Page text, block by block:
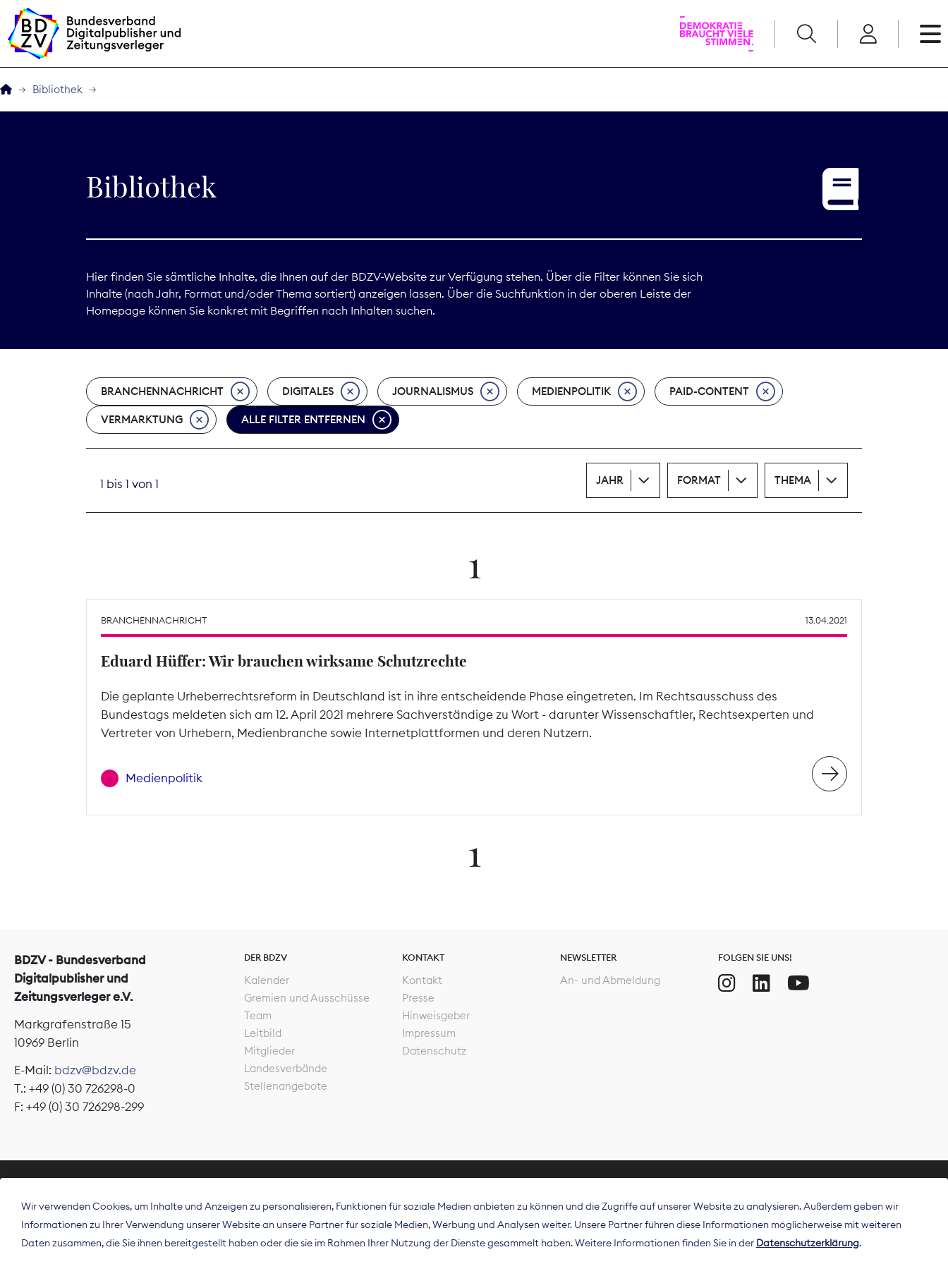
BDZVplus GmbH
Service
Print
Bibliothek
Bibliothek
Hier finden Sie sämtliche Inhalte, die Ihnen auf der BDZV-Website zur Verfügung stehen. Über die Filter können Sie sich
Inhalte (nach Jahr, Format und/oder Thema sortiert) anzeigen lassen. Über die Suchfunktion in der oberen Leiste der
Homepage können Sie konkret mit Begriffen nach Inhalten suchen.
BRANCHENNACHRICHT DIGITALES JOURNALISMUS MEDIENPOLITIK PAID-CONTENT
VERMARKTUNG ALLE FILTER ENTFERNEN
1 bis 1 von 1 JAHR FORMAT THEMA
1
BRANCHENNACHRICHT 13.04.2021
Eduard Hüffer: Wir brauchen wirksame Schutzrechte
Die geplante Urheberrechtsreform in Deutschland ist in ihre entscheidende Phase eingetreten. Im Rechtsausschuss des
Bundestags meldeten sich am 12. April 2021 mehrere Sachverständige zu Wort - darunter Wissenschaftler, Rechtsexperten und
Vertreter von Urhebern, Medienbranche sowie Internetplattformen und deren Nutzern.
Medienpolitik
1
BDZV - Bundesverband
Digitalpublisher und
Zeitungsverleger e.V.
Markgrafenstraße 15
10969 Berlin
E-Mail: bdzv@bdzv.de
T.: +49 (0) 30 726298-0
F: +49 (0) 30 726298-299
DER BDZV
Kalender
Gremien und Ausschüsse
Team
Leitbild
Mitglieder
Landesverbände
Stellenangebote
KONTAKT
Kontakt
Presse
Hinweisgeber
Impressum
Datenschutz
NEWSLETTER
An- und Abmeldung
FOLGEN SIE UNS!
Der Bundesverband Digitalpublisher und Zeitungsverleger (BDZV) vertritt als
Spitzenorganisation die Interessen der Zeitungsverlage und digitalen Publisher in
Deutschland und auf EU-Ebene.
Wir verwenden Cookies, um Inhalte und Anzeigen zu personalisieren, Funktionen für soziale Medien anbieten zu können und die Zugriffe auf unserer Website zu analysieren. Außerdem geben wir
Informationen zu Ihrer Verwendung unserer Website an unsere Partner für soziale Medien, Werbung und Analysen weiter. Unsere Partner führen diese Informationen möglicherweise mit weiteren
Daten zusammen, die Sie ihnen bereitgestellt haben oder die sie im Rahmen Ihrer Nutzung der Dienste gesammelt haben. Weitere Informationen finden Sie in der Datenschutzerklärung.